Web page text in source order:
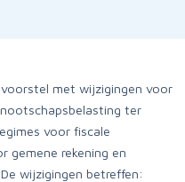
met wijzigingen voor
ter
voor fiscale
gemene rekening en
wijzigingen betreffen: